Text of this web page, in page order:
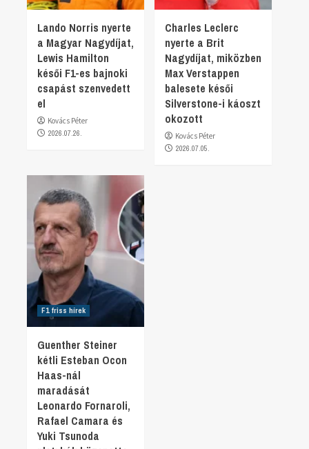
Lando Norris nyerte
a Magyar Nagydíjat,
Lewis Hamilton
késői F1-es bajnoki
csapást szenvedett
el
Kovács Péter
2026.07.26.
Charles Leclerc
nyerte a Brit
Nagydíjat, miközben
Max Verstappen
balesete késői
Silverstone-i káoszt
okozott
Kovács Péter
2026.07.05.
F1 friss hírek
Guenther Steiner
kétli Esteban Ocon
Haas-nál
maradását
Leonardo Fornaroli,
Rafael Camara és
Yuki Tsunoda